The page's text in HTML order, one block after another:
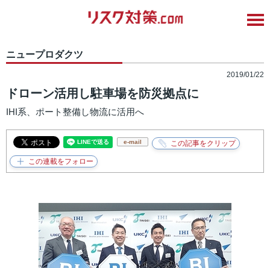
ニュープロダクツ
2019/01/22
ドローン活用し駐車場を防災拠点に
IHI系、ポート整備し物流に活用へ
e-mail